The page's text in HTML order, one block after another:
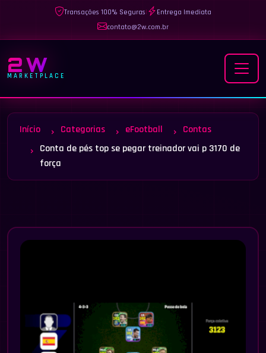
Transações 100% Seguras|
Entrega Imediata
contato@2w.com.br
2W
MARKETPLACE
Início Categorias eFootball
Contas
Conta de pés top se pegar treinador vai p 3170 de
força